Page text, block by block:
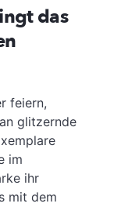
das
feiern,
glitzernde
im
ihr
mit dem